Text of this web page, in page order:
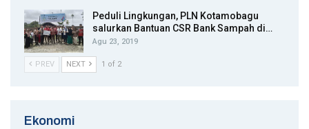
Peduli Lingkungan, PLN Kotamobagu
salurkan Bantuan CSR Bank Sampah di…
Agu 23, 2019
PREV NEXT 1 of 2
Ekonomi